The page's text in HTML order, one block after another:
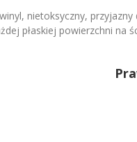
nietoksyczny, przyjazny
płaskiej powierzchni na